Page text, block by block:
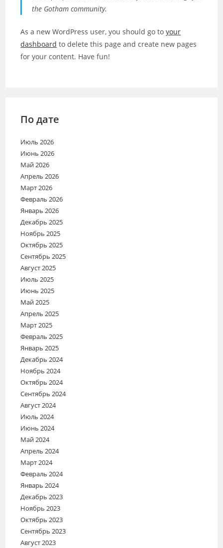
the Gotham community.
As a new WordPress user, you should go toyour
dashboard to delete this page and create new pages
for your content. Have fun!
По дате
Июль 2026
Июнь 2026
Май 2026
Апрель 2026
Март 2026
Февраль 2026
Январь 2026
Декабрь 2025
Ноябрь 2025
Октябрь 2025
Сентябрь 2025
Август 2025
Июль 2025
Июнь 2025
Май 2025
Апрель 2025
Март 2025
Февраль 2025
Январь 2025
Декабрь 2024
Ноябрь 2024
Октябрь 2024
Сентябрь 2024
Август 2024
Июль 2024
Июнь 2024
Май 2024
Апрель 2024
Март 2024
Февраль 2024
Январь 2024
Декабрь 2023
Ноябрь 2023
Октябрь 2023
Сентябрь 2023
Август 2023